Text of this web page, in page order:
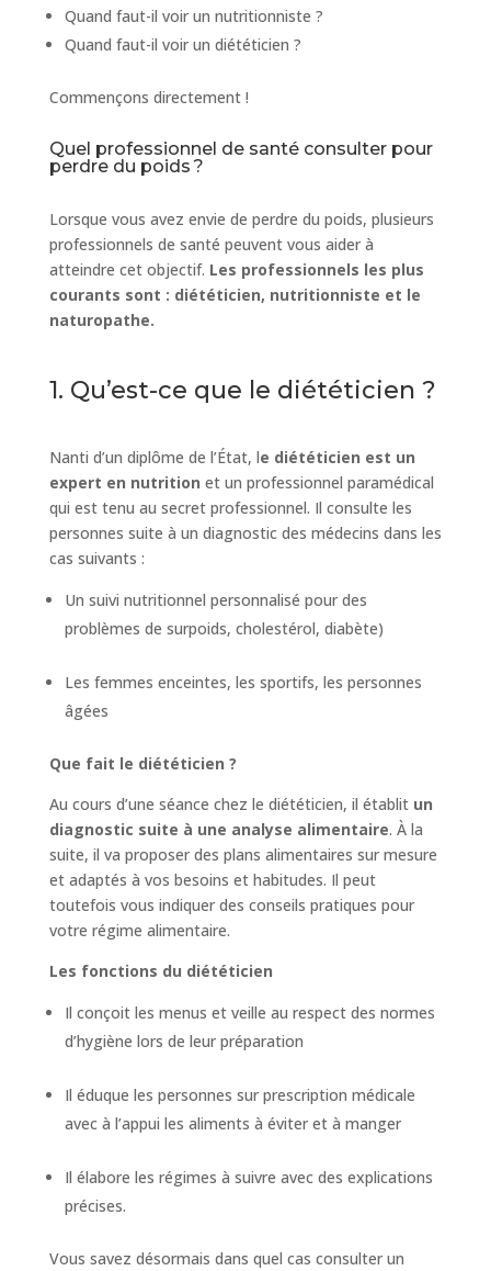
Quand faut-il voir un nutritionniste ?
Quand faut-il voir un diététicien ?
Commençons directement !
Quel professionnel de santé consulter pour
perdre du poids ?
Lorsque vous avez envie de perdre du poids, plusieurs
professionnels de santé peuvent vous aider à
atteindre cet objectif. Les professionnels les plus
courants sont : diététicien, nutritionniste et le
naturopathe.
1. Qu’est-ce que le diététicien ?
Nanti d’un diplôme de l’État, le diététicien est un
expert en nutrition et un professionnel paramédical
qui est tenu au secret professionnel. Il consulte les
personnes suite à un diagnostic des médecins dans les
cas suivants :
Un suivi nutritionnel personnalisé pour des
problèmes de surpoids, cholestérol, diabète)
Les femmes enceintes, les sportifs, les personnes
âgées
Que fait le diététicien ?
Au cours d’une séance chez le diététicien, il établit un
diagnostic suite à une analyse alimentaire. À la
suite, il va proposer des plans alimentaires sur mesure
et adaptés à vos besoins et habitudes. Il peut
toutefois vous indiquer des conseils pratiques pour
votre régime alimentaire.
Les fonctions du diététicien
Il conçoit les menus et veille au respect des normes
d’hygiène lors de leur préparation
Il éduque les personnes sur prescription médicale
avec à l’appui les aliments à éviter et à manger
Il élabore les régimes à suivre avec des explications
précises.
Vous savez désormais dans quel cas consulter un